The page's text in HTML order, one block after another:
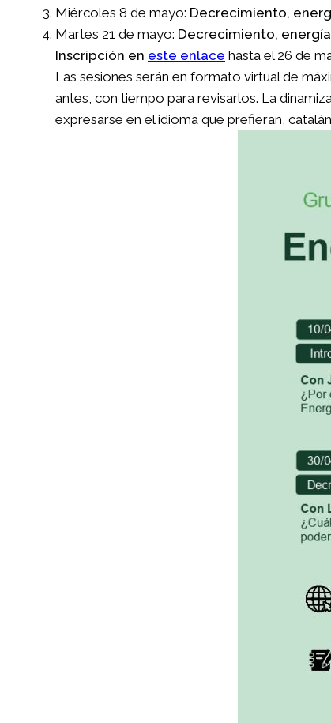
Miércoles 8 de mayo: Decrecimiento,
Martes 21 de mayo: Decrecimiento,
Inscripción en este enlace hasta el 26 de
Las sesiones serán en formato virtual de
antes, con tiempo para revisarlos. La
expresarse en el idioma que prefieran,